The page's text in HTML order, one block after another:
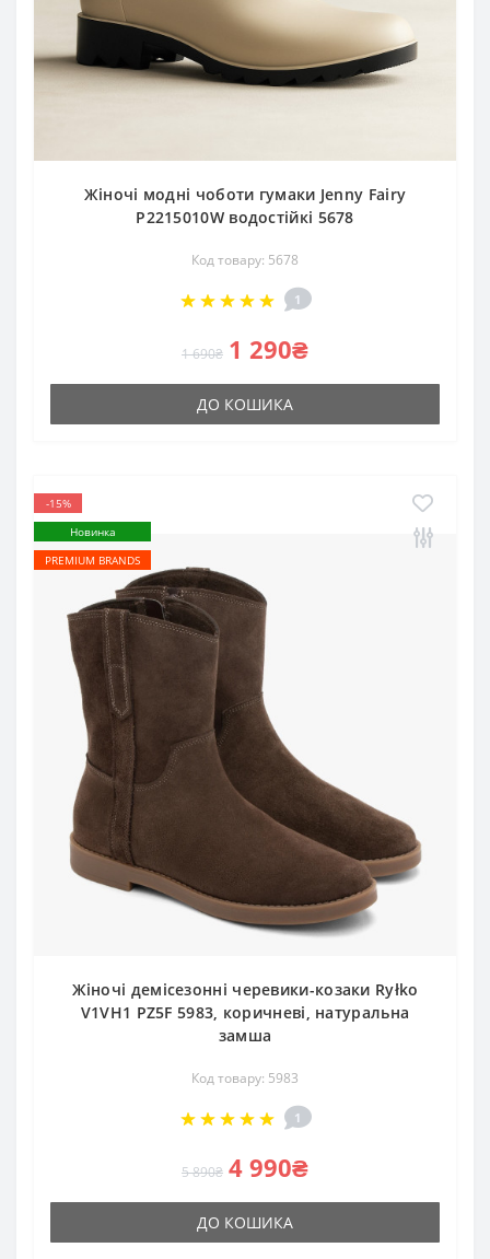
Жіночі модні чоботи гумаки Jenny Fairy
P2215010W водостійкі 5678
Код товару: 5678
1
1 690₴ 1 290₴
ДО КОШИКА
-15%
Новинка
PREMIUM BRANDS
Жіночі демісезонні черевики-козаки Ryłko
V1VH1 PZ5F 5983, коричневі, натуральна
замша
Код товару: 5983
1
5 890₴ 4 990₴
ДО КОШИКА